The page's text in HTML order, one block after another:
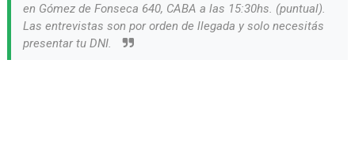
en Gómez de Fonseca 640, CABA a las 15:30hs. (puntual).
Las entrevistas son por orden de llegada y solo necesitás
presentar tu DNI.